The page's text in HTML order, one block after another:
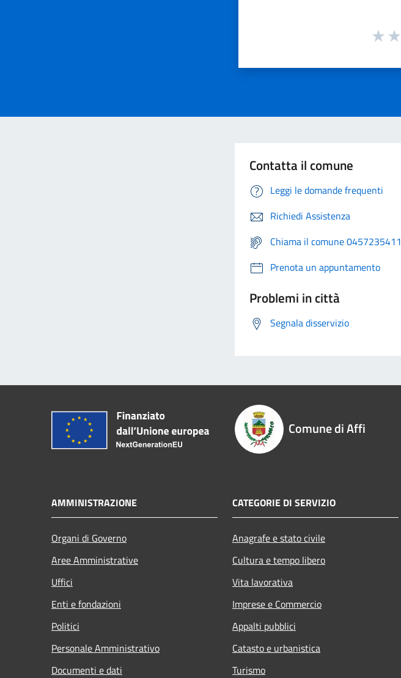
Contatta il comune
Leggi le domande frequenti
Richiedi Assistenza
Chiama il comune 0457235411
Prenota un appuntamento
Problemi in città
Segnala disservizio
Comune di Affi
AMMINISTRAZIONE
Organi di Governo
Aree Amministrative
Uffici
Enti e fondazioni
Politici
Personale Amministrativo
Documenti e dati
CATEGORIE DI SERVIZIO
Anagrafe e stato civile
Cultura e tempo libero
Vita lavorativa
Imprese e Commercio
Appalti pubblici
Catasto e urbanistica
Turismo